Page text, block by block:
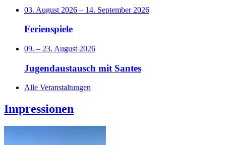
03. August 2026 – 14. September 2026
Ferienspiele
09. – 23. August 2026
Jugendaustausch mit Santes
Alle Veranstaltungen
Impressionen